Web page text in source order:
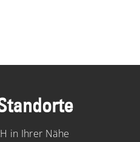
in Ihrer Nähe